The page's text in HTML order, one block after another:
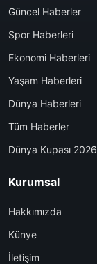
Güncel Haberler
Spor Haberleri
Ekonomi Haberleri
Yaşam Haberleri
Dünya Haberleri
Tüm Haberler
Dünya Kupası 2026
Kurumsal
Hakkımızda
Künye
İletişim